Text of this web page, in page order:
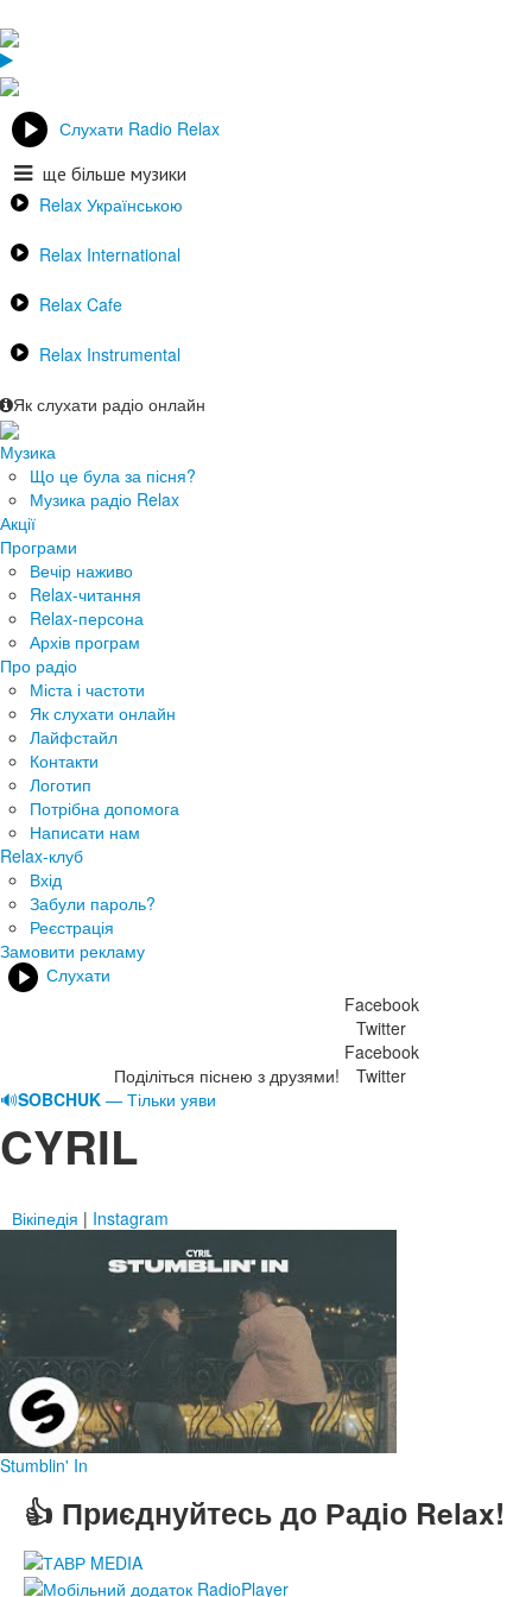
Слухати Radio Relax
ще більше музики
Relax Українською
Relax International
Relax Cafe
Relax Instrumental
Як слухати радіо онлайн
Музика
Що це була за пісня?
Музика радіо Relax
Акції
Програми
Вечір наживо
Relax-читання
Relax-персона
Архів програм
Про радіо
Міста і частоти
Як слухати онлайн
Лайфстайл
Контакти
Логотип
Потрібна допомога
Написати нам
Relax-клуб
Вхід
Забули пароль?
Реєстрація
Замовити рекламу
Слухати
Поділіться піснею з друзями!
Facebook
Twitter
Facebook
Twitter
🔊SOBCHUK — Тільки уяви
CYRIL
Вікіпедія | Instagram
Stumblin' In
👍 Приєднуйтесь до Радіо Relax!